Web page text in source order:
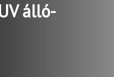
álló-